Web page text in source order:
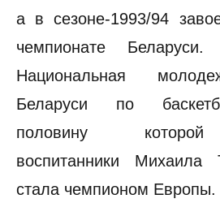
а в сезоне-1993/94
чемпионате
Национальная
Беларуси по
половину которой
воспитанники Михаила
стала чемпионом Европы.